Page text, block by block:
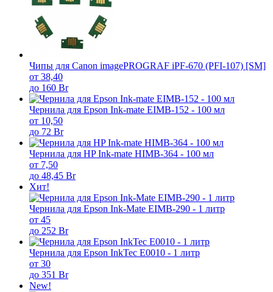
Чипы для Canon imagePROGRAF iPF-670 (PFI-107) [SM]
от 38,40
до 160 Br
Чернила для Epson Ink-mate EIMB-152 - 100 мл
от 10,50
до 72 Br
Чернила для HP Ink-mate HIMB-364 - 100 мл
от 7,50
до 48,45 Br
Хит!
Чернила для Epson Ink-Mate EIMB-290 - 1 литр
от 45
до 252 Br
Чернила для Epson InkTec E0010 - 1 литр
от 30
до 351 Br
New!